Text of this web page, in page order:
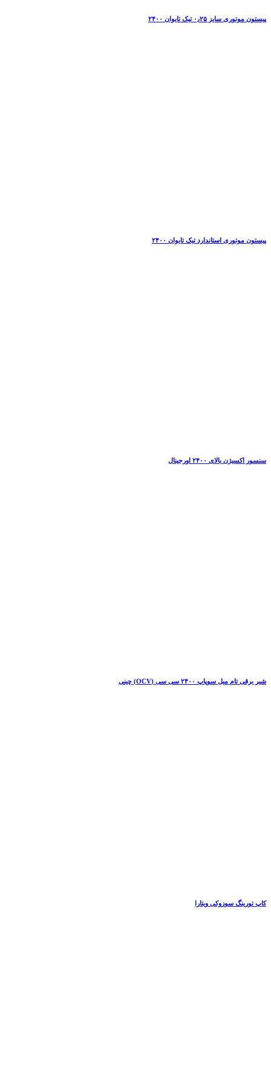
پیستون موتوری سایز ۰٫۲۵ تیک تایوان ۲۴۰۰
پیستون موتوری استاندارد تیک تایوان ۲۴۰۰
سنسور اکسیژن بالای ۲۴۰۰ اورجینال
شیر برقی تام میل سوپاپ ۲۴۰۰ سی سی (OCV) چینی
کاپ تورینگ سوزوکی ویتارا